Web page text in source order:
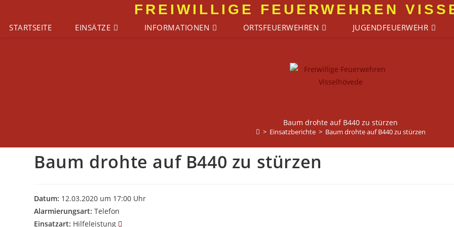
springen
FREIWILLIGE FEUERWEHREN
STARTSEITE EINSÄTZE INFORMATIONEN ORTSFEUERWEHREN JUGENDFEUERWEHR
Baum drohte auf B440 zu stürzen
> Einsatzberichte > Baum drohte auf B440 zu stürzen
Baum drohte auf B440 zu stürzen
Datum: 12.03.2020 um 17:00 Uhr
Alarmierungsart: Telefon
Einsatzart: Hilfeleistung